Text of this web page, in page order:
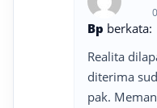
Bp berkata:
Realita
diterima
pak.